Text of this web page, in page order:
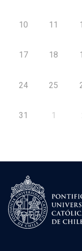
10 11
17 18
24 25
31 1